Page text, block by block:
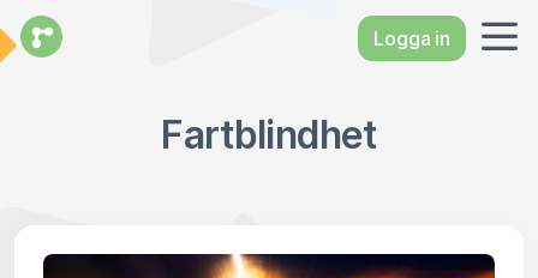
Logga in
Fartblindhet